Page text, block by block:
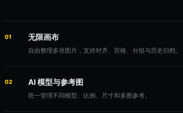
01 无限画布
自由整理多张图片，支持对齐、宫格、分组与历史归档。
02 AI 模型与参考图
统一管理不同模型、比例、尺寸和多图参考。